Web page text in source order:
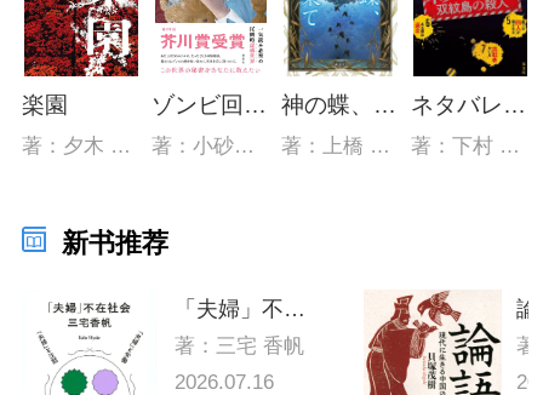
楽園
著：夕木 春央
ゾンビ回収婦
著：小砂川チト
神の蝶、舞う果て
著：上橋 菜穂子、白浜 鴎
ネタバレあり 双紋島の殺人
著：下村 敦史
新书推荐
「夫婦」不在社会
著：三宅 香帆
2026.07.16
著